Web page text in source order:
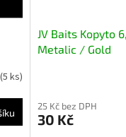
(5 ks)
JV Baits Kopyto
Metalic / Gold
25 Kč bez DPH
30 Kč